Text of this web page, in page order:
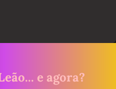
e agora?